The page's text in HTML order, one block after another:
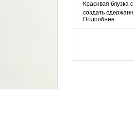
Красивая блузка
создать
работу, учебу,
Блузка
кожаными
комплект с
Подробнее